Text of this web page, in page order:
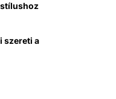
stílushoz
szereti a